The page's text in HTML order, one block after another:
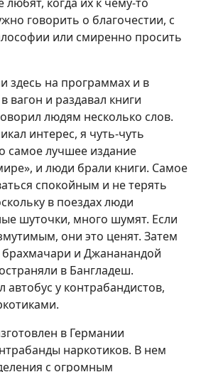
говорить о благочестии, с
или смиренно просить
здесь на программах и в
вагон и раздавал книги
людям несколько слов.
интерес, я чуть-чуть
самое лучшее издание
и люди брали книги. Самое
спокойным и не терять
в поездах люди
шуточки, много шумят. Если
они это ценят. Затем
и Джананандой
в Бангладеш.
у контрабандистов,
в Германии
наркотиков. В нем
с огромным